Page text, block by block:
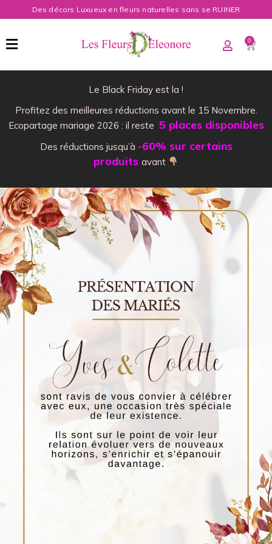
Des décors Luxueux en fleurs naturelles sans se RUINER
0
Le Black Friday est la !
Profitez des meilleures réductions avant le 15 Novembre.
Ecopartage mariage 2026 : il reste 5 places disponibles
Des réductions jusqu’à -60% sur certains
produits avant